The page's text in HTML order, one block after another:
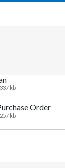
337 kb
Order
257 kb